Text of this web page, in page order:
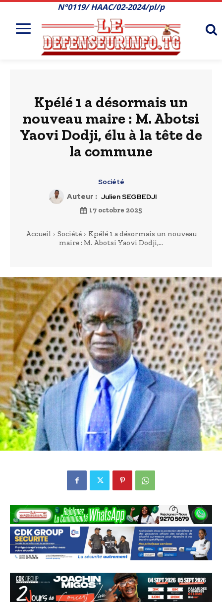
N°0119/ HAAC/02-2024/pl/p
Kpélé 1 a désormais un
nouveau maire : M. Abotsi
Yaovi Dodji, élu à la tête de
la commune
Société
Auteur : Julien SEGBEDJI
17 octobre 2025
Accueil Société
Kpélé 1 a désormais un nouveau
maire : M. Abotsi Yaovi Dodji,...